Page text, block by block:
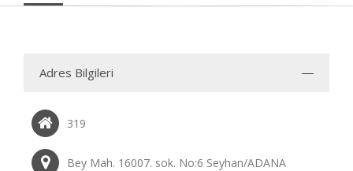
Adres Bilgileri
319
Bey Mah. 16007. sok. No:6 Seyhan/ADANA